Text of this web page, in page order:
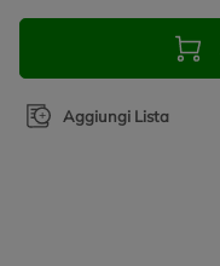
Aggiungi Lista